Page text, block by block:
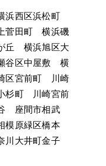
浜西区浜松町
菅田町　横浜磯
丘　横浜旭区大
谷区中屋敷　横
区宮前町　川崎
杉町　川崎宮前
　座間市相武
模原緑区橋本
川大井町金子